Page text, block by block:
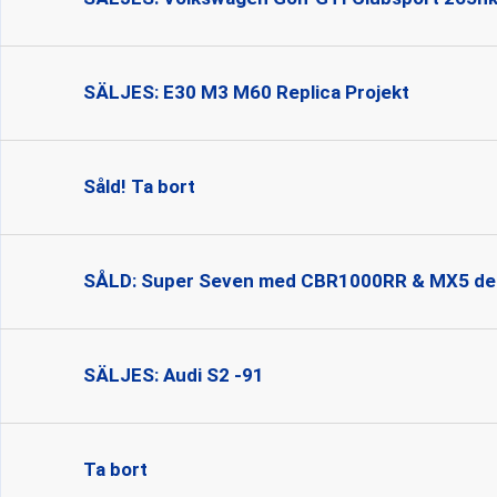
SÄLJES: E30 M3 M60 Replica Projekt
Såld! Ta bort
SÅLD: Super Seven med CBR1000RR & MX5
SÄLJES: Audi S2 -91
Ta bort